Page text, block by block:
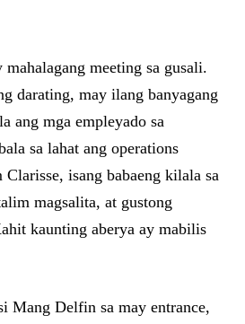
meeting sa gusali.
darating, may ilang banyagang
ang mga empleyado sa
sa lahat ang operations
Clarisse, isang babaeng kilala sa
magsalita, at gustong
kaunting aberya ay mabilis
Mang Delfin sa may entrance,